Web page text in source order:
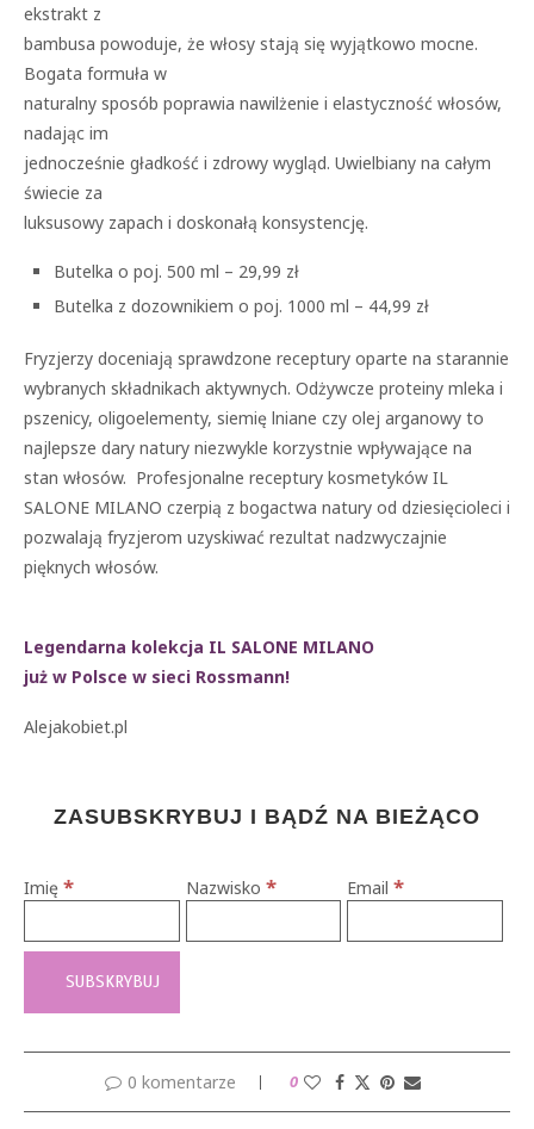
ekstrakt z
bambusa powoduje, że włosy stają się wyjątkowo mocne.
Bogata formuła w
naturalny sposób poprawia nawilżenie i elastyczność włosów,
nadając im
jednocześnie gładkość i zdrowy wygląd. Uwielbiany na całym
świecie za
luksusowy zapach i doskonałą konsystencję.
Butelka o poj. 500 ml – 29,99 zł
Butelka z dozownikiem o poj. 1000 ml – 44,99 zł
Fryzjerzy doceniają sprawdzone receptury oparte na starannie
wybranych składnikach aktywnych. Odżywcze proteiny mleka i
pszenicy, oligoelementy, siemię lniane czy olej arganowy to
najlepsze dary natury niezwykle korzystnie wpływające na
stan włosów. Profesjonalne receptury kosmetyków IL
SALONE MILANO czerpią z bogactwa natury od dziesięcioleci i
pozwalają fryzjerom uzyskiwać rezultat nadzwyczajnie
pięknych włosów.
Legendarna kolekcja IL SALONE MILANO
już w Polsce w sieci Rossmann!
Alejakobiet.pl
ZASUBSKRYBUJ I BĄDŹ NA BIEŻĄCO
Imię * Nazwisko * Email*
0 komentarze 0